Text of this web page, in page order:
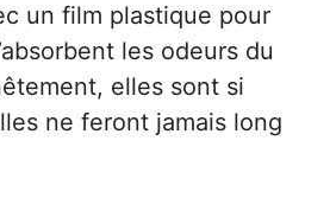
un film plastique pour
les odeurs du
elles sont si
ne feront jamais long